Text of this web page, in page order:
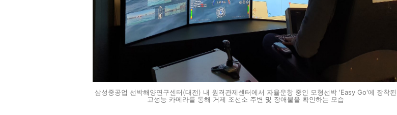
삼성중공업 선박해양연구센터(대전) 내 원격관제센터에서 자율운항 중인 모형선박 'Easy Go'에 장착된
고성능 카메라를 통해 거제 조선소 주변 및 장애물을 확인하는 모습